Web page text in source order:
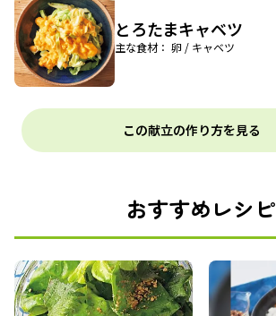
とろたまキャベツ
主な食材： 卵 / キャベツ
この献立の作り方を見る
おすすめレシピ